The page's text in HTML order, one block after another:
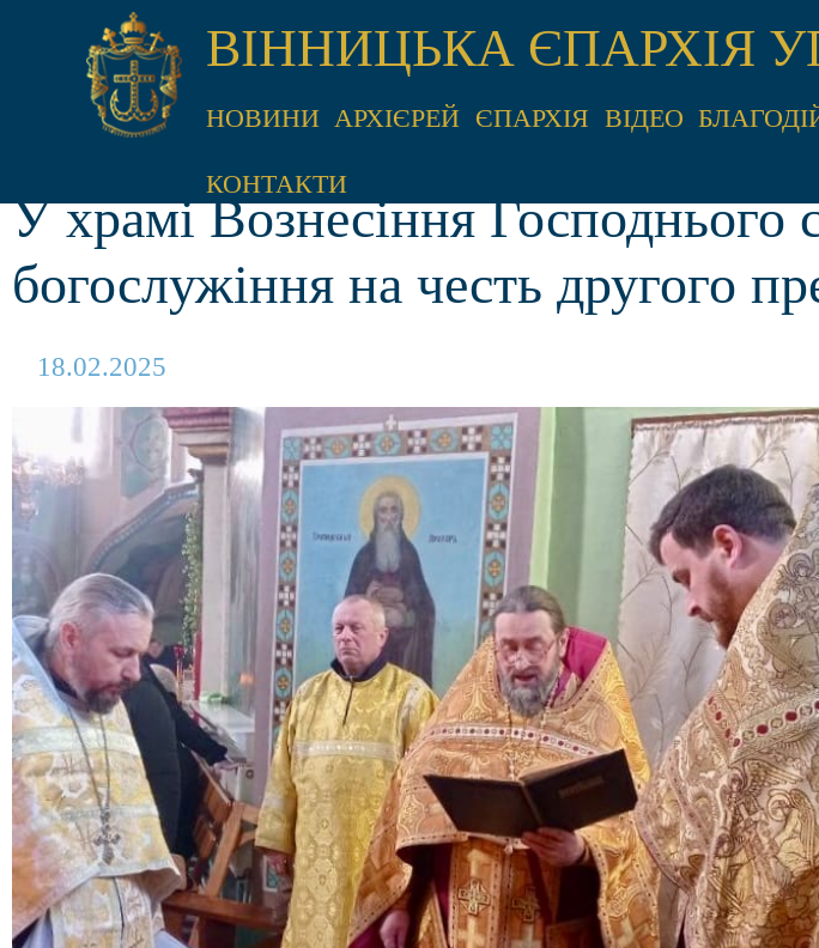
ВІННИЦЬКА ЄПАРХІЯ
НОВИНИ АРХІЄРЕЙ ЄПАРХІЯ ВІДЕО
КОНТАКТИ
У храмі Вознесіння Господнього
богослужіння на честь другого
18.02.2025